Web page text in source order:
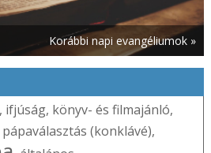
Korábbi napi evangéliumok »
, ifjúság, könyv- és filmajánló,
pápaválasztás (konklávé),